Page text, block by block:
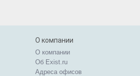
О компании
О компании
Об Exist.ru
Адреса офисов